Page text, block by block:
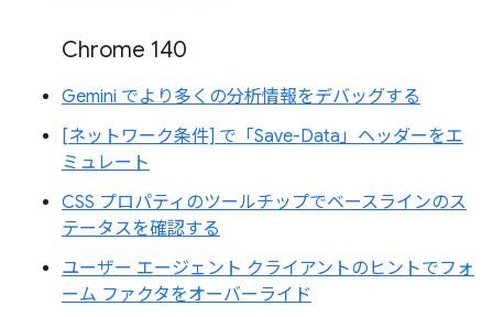
Chrome 140
Gemini でより多くの分析情報をデバッグする
[ネットワーク条件] で「Save-Data」ヘッダーをエ
ミュレート
CSS プロパティのツールチップでベースラインのス
テータスを確認する
ユーザー エージェント クライアントのヒントでフォ
ーム ファクタをオーバーライド